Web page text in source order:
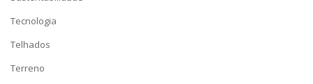
Tecnologia
Telhados
Terreno